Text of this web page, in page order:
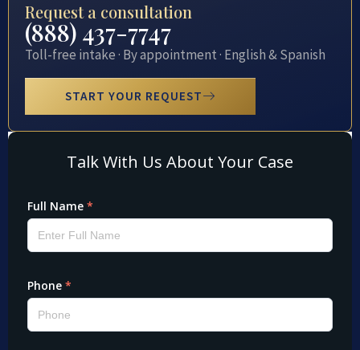
Request a consultation
(888) 437-7747
Toll-free intake · By appointment · English & Spanish
START YOUR REQUEST